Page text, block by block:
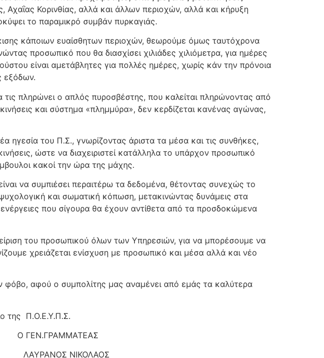
Κορινθίας, αλλά και άλλων περιοχών, αλλά και κήρυξη
το παραμικρό συμβάν πυρκαγιάς.
κάποιων ευαίσθητων περιοχών, θεωρούμε όμως ταυτόχρονα
προσωπικό που θα διασχίσει χιλιάδες χιλιόμετρα, για ημέρες
είναι αμετάβλητες για πολλές ημέρες, χωρίς κάν την πρόνοια
εξόδων.
τις πληρώνει ο απλός πυροσβέστης, που καλείται πληρώνοντας από
και σύστημα «πλημμύρα», δεν κερδίζεται κανένας αγώνας,
ηγεσία του Π.Σ., γνωρίζοντας άριστα τα μέσα και τις συνθήκες,
ώστε να διαχειριστεί κατάλληλα το υπάρχον προσωπικό
κακοί την ώρα της μάχης.
να συμπιέσει περαιτέρω τα δεδομένα, θέτοντας συνεχώς το
και σωματική κόπωση, μετακινώντας δυνάμεις στα
που σίγουρα θα έχουν αντίθετα από τα προσδοκώμενα
του προσωπικού όλων των Υπηρεσιών, για να μπορέσουμε να
χρειάζεται ενίσχυση με προσωπικό και μέσα αλλά και νέο
φόβο, αφού ο συμπολίτης μας αναμένει από εμάς τα καλύτερα
της Π.Ο.Ε.Υ.Π.Σ.
ΝΙΚΟΛΑΟΣ